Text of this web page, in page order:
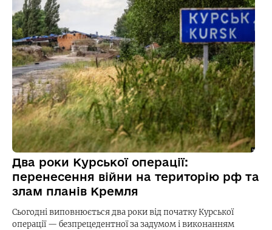
Два роки Курської операції:
перенесення війни на територію рф та
злам планів Кремля
Сьогодні виповнюється два роки від початку Курської
операції — безпрецедентної за задумом і виконанням